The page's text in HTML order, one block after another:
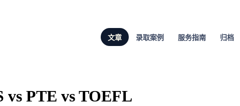
文章 录取案例 服务指南 归档
PTE vs TOEFL